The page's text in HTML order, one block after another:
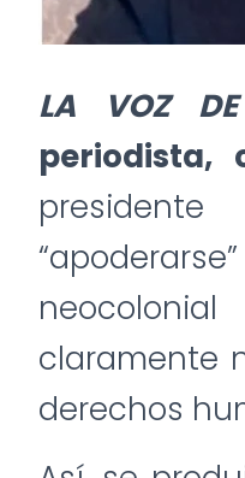
LA VOZ DE
periodista,
claramente
derechos